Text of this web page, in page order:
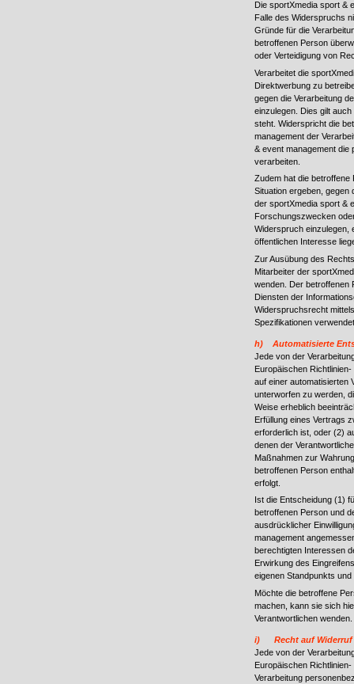
Die sportXmedia sport &
Falle des Widerspruchs
Gründe für die
betroffenen Person
oder Verteidigung von
Verarbeitet die
Direktwerbung zu
gegen die Verarbeitung
einzulegen. Dies gilt
steht. Widerspricht die
management der
& event management die
verarbeiten.
Zudem hat die
Situation ergeben, gegen
der sportXmedia sport &
Forschungszwecken
Widerspruch einzulegen,
öffentlichen Interesse
Zur Ausübung des
Mitarbeiter der
wenden. Der betroffenen
Diensten der
Widerspruchsrecht
Spezifikationen
h) Automatisierte
Jede von der
Europäischen
auf einer automatisierten
unterworfen zu werden,
Weise erheblich
Erfüllung eines Vertrags
erforderlich ist, oder (2)
denen der
Maßnahmen zur
betroffenen Person
erfolgt.
Ist die Entscheidung (1)
betroffenen Person und
ausdrücklicher
management
berechtigten Interessen
Erwirkung des
eigenen Standpunkts
Möchte die betroffene
machen, kann sie sich
Verantwortlichen wenden.
i) Recht auf Widerruf
Jede von der
Europäischen
Verarbeitung